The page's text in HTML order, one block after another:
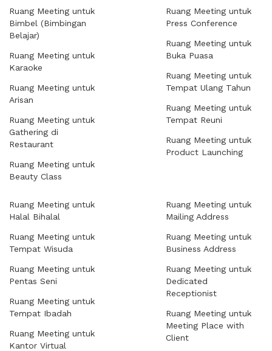
Ruang Meeting untuk
Bimbel (Bimbingan
Belajar)
Ruang Meeting untuk
Karaoke
Ruang Meeting untuk
Arisan
Ruang Meeting untuk
Gathering di
Restaurant
Ruang Meeting untuk
Beauty Class
Ruang Meeting untuk
Press Conference
Ruang Meeting untuk
Buka Puasa
Ruang Meeting untuk
Tempat Ulang Tahun
Ruang Meeting untuk
Tempat Reuni
Ruang Meeting untuk
Product Launching
Ruang Meeting untuk
Halal Bihalal
Ruang Meeting untuk
Tempat Wisuda
Ruang Meeting untuk
Pentas Seni
Ruang Meeting untuk
Tempat Ibadah
Ruang Meeting untuk
Kantor Virtual
Ruang Meeting untuk
Mailing Address
Ruang Meeting untuk
Business Address
Ruang Meeting untuk
Dedicated
Receptionist
Ruang Meeting untuk
Meeting Place with
Client